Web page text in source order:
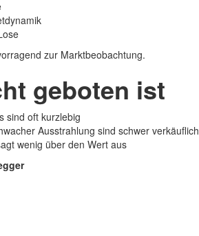
zur Marktbeobachtung.
geboten ist
sind oft kurzlebig
Ausstrahlung sind schwer verkäuflich
wenig über den Wert aus